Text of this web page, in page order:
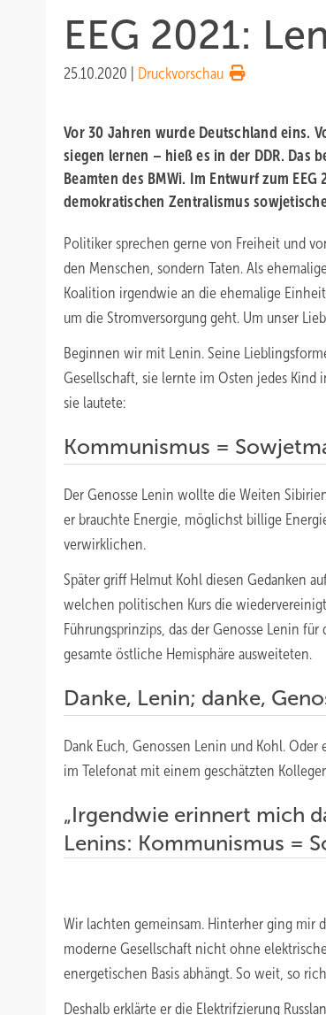
EEG 2021:
25.10.2020 Druckvorschau
Vor 30 Jahren wurde Deutschland eins.
siegen lernen – hieß es in der DDR. Das
Beamten des BMWi. Im Entwurf zum
demokratischen Zentralismus
Politiker sprechen gerne von Freiheit und
den Menschen, sondern Taten. Als
Koalition irgendwie an die ehemalige
um die Stromversorgung geht. Um unser
Beginnen wir mit Lenin. Seine
Gesellschaft, sie lernte im Osten jedes Kind
sie lautete:
Kommunismus =
Der Genosse Lenin wollte die Weiten
er brauchte Energie, möglichst billige
verwirklichen.
Später griff Helmut Kohl diesen Gedanken
welchen politischen Kurs die
Führungsprinzips, das der Genosse Lenin
gesamte östliche Hemisphäre ausweiteten.
Danke, Lenin; danke,
Dank Euch, Genossen Lenin und Kohl.
im Telefonat mit einem geschätzten
„Irgendwie erinnert mich
Lenins: Kommunismus =
Wir lachten gemeinsam. Hinterher ging mir
moderne Gesellschaft nicht ohne
energetischen Basis abhängt. So weit, so
Deshalb erklärte er die Elektrifzierung